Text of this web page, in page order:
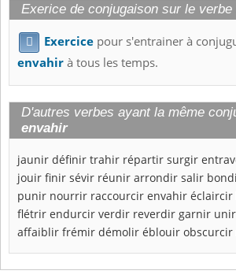
Exerice de conjugaison sur le verbe
 Exercice pour s'entrainer à
envahirà tous les temps.
D'autres verbes ayant la même
envahir
jaunir définir trahir répartir surgir
jouir finir sévir réunir arrondir salir
punir nourrir raccourcir envahir éclaircir
flétrir endurcir verdir reverdir garnir unir
affaiblir frémir démolir éblouir obscurcir